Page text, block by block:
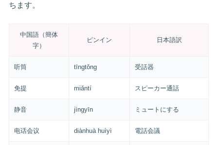
ちます。
中国語（簡体
字）
ピンイン 日本語訳
听筒 tīngtǒng 受話器
免提 miǎntí スピーカー通話
静音 jìngyīn ミュートにする
电话会议 diànhuà huìyì 電話会議